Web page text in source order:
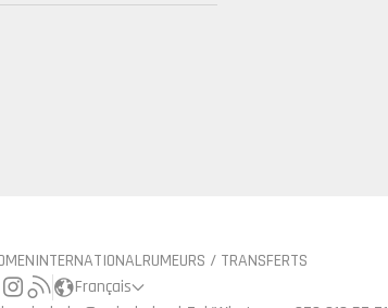
INTERNATIONALRUMEURS / TRANSFERTS
Français